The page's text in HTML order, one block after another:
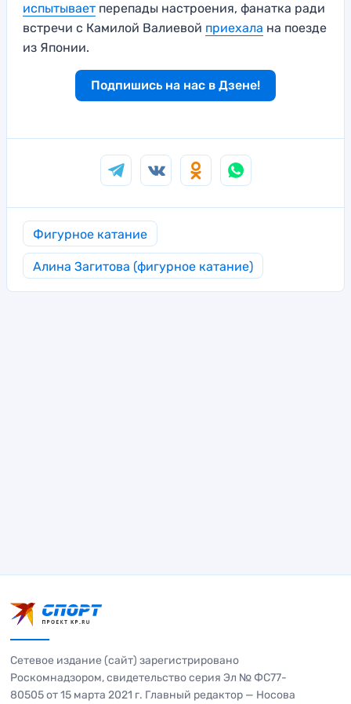
испытывает перепады настроения, фанатка ради
встречи с Камилой Валиевой приехала на поезде
из Японии.
Подпишись на нас в Дзене!
Фигурное катание
Алина Загитова (фигурное катание)
Сетевое издание (сайт) зарегистрировано
Роскомнадзором, свидетельство серия Эл № ФС77-
80505 от 15 марта 2021 г. Главный редактор — Носова